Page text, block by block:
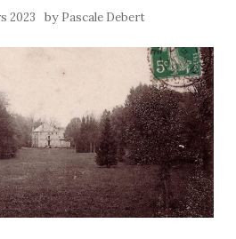
2023 by Pascale Debert